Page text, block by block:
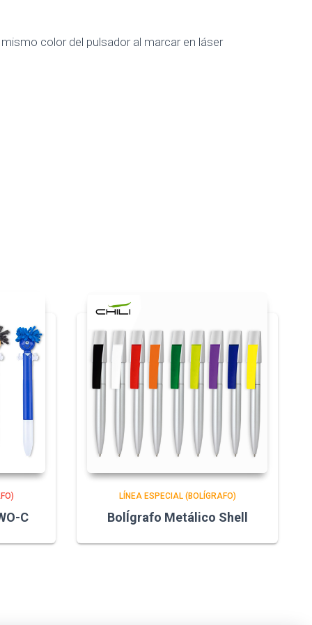
color del pulsador al marcar en láser
C
LÍNEA ESPECIAL (BOLÍGRAFO)
BolÍgrafo Metálico Shell